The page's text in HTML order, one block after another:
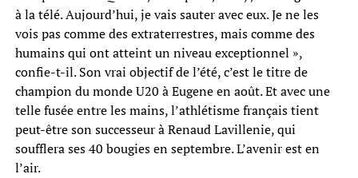
à la télé. Aujourd’hui, je vais sauter avec eux. Je ne les
vois pas comme des extraterrestres, mais comme des
humains qui ont atteint un niveau exceptionnel »,
confie-t-il. Son vrai objectif de l’été, c’est le titre de
champion du monde U20 à Eugene en août. Et avec une
telle fusée entre les mains, l’athlétisme français tient
peut-être son successeur à Renaud Lavillenie, qui
soufflera ses 40 bougies en septembre. L’avenir est en
l’air.